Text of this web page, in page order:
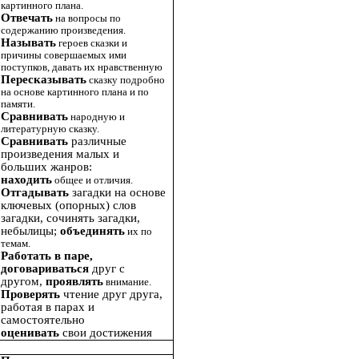
картинного плана.
Отвечать на вопросы по
содержанию произведения.
Называть героев сказки и
причины совершаемых ими
поступков, давать их нравственную
Пересказывать сказку подробно
на основе картинного плана и по
памяти.
Сравнивать народную и
литературную сказку.
Сравнивать различные
произведения малых и
больших жанров:
находить общее и отличия.
Отгадывать загадки на основе
ключевых (опорных) слов
загадки, сочинять загадки,
небылицы; объединять их по
темам.
Работать в паре,
договариваться друг с
другом, проявлять внимание.
Проверять чтение друг друга,
работая в парах и
самостоятельно
оценивать свои достижения